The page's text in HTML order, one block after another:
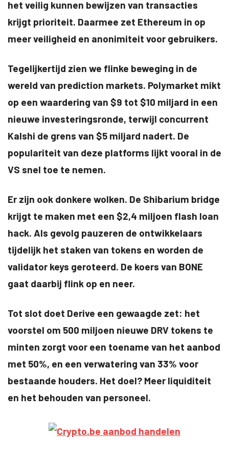
het veilig kunnen bewijzen van transacties
krijgt prioriteit. Daarmee zet Ethereum in op
meer veiligheid en anonimiteit voor gebruikers.
Tegelijkertijd zien we flinke beweging in de
wereld van prediction markets. Polymarket mikt
op een waardering van $9 tot $10 miljard in een
nieuwe investeringsronde, terwijl concurrent
Kalshi de grens van $5 miljard nadert. De
populariteit van deze platforms lijkt vooral in de
VS snel toe te nemen.
Er zijn ook donkere wolken. De Shibarium bridge
krijgt te maken met een $2,4 miljoen flash loan
hack. Als gevolg pauzeren de ontwikkelaars
tijdelijk het staken van tokens en worden de
validator keys geroteerd. De koers van BONE
gaat daarbij flink op en neer.
Tot slot doet Derive een gewaagde zet: het
voorstel om 500 miljoen nieuwe DRV tokens te
minten zorgt voor een toename van het aanbod
met 50%, en een verwatering van 33% voor
bestaande houders. Het doel? Meer liquiditeit
en het behouden van personeel.